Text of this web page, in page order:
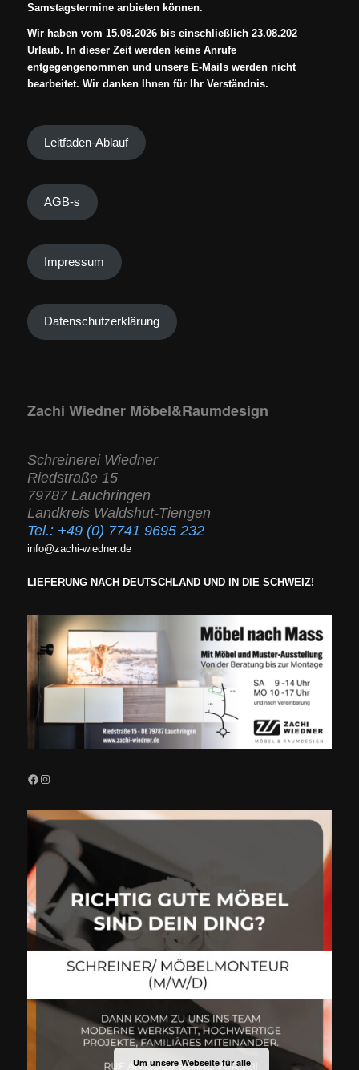
Samstagstermine anbieten können.
Wir haben vom 15.08.2026 bis einschließlich 23.08.202
Urlaub. In dieser Zeit werden keine Anrufe
entgegengenommen und unsere E-Mails werden nicht
bearbeitet. Wir danken Ihnen für Ihr Verständnis.
Leitfaden-Ablauf
AGB-s
Impressum
Datenschutzerklärung
Zachi Wiedner Möbel&Raumdesign
Schreinerei Wiedner
Riedstraße 15
79787 Lauchringen
Landkreis Waldshut-Tiengen
Tel.: +49 (0) 7741 9695 232
info@zachi-wiedner.de
LIEFERUNG NACH DEUTSCHLAND UND IN DIE SCHWEIZ!
Facebook
Instagram
Um unsere Webseite für alle